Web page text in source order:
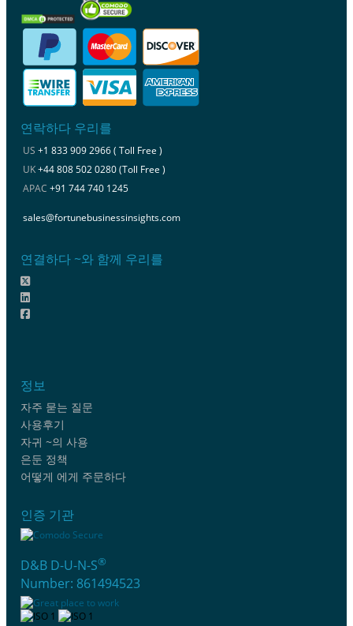
연락하다 우리를
US +1 833 909 2966 ( Toll Free )
UK+44 808 502 0280 (Toll Free )
APAC +91 744 740 1245
sales@fortunebusinessinsights.com
연결하다 ~와 함께 우리를
정보
자주 묻는 질문
사용후기
자귀 ~의 사용
은둔 정책
어떻게 에게 주문하다
인증 기관
D&B D-U-N-S®
Number: 861494523